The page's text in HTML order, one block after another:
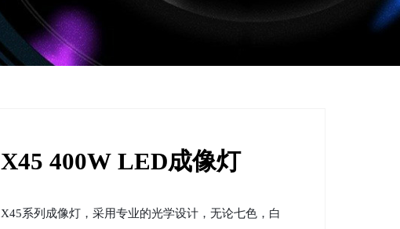
X45 400W LED成像灯
X45系列成像灯，采用专业的光学设计，无论七色，白